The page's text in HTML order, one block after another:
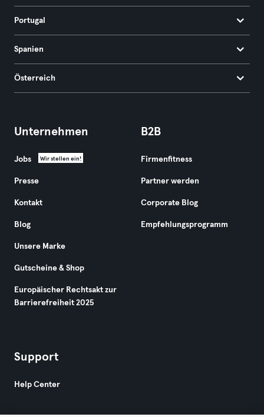
Portugal
Spanien
Österreich
Unternehmen
Jobs Wir stellen ein!
Presse
Kontakt
Blog
Unsere Marke
Gutscheine & Shop
Europäischer Rechtsakt zur
Barrierefreiheit 2025
B2B
Firmenfitness
Partner werden
Corporate Blog
Empfehlungsprogramm
Support
Help Center